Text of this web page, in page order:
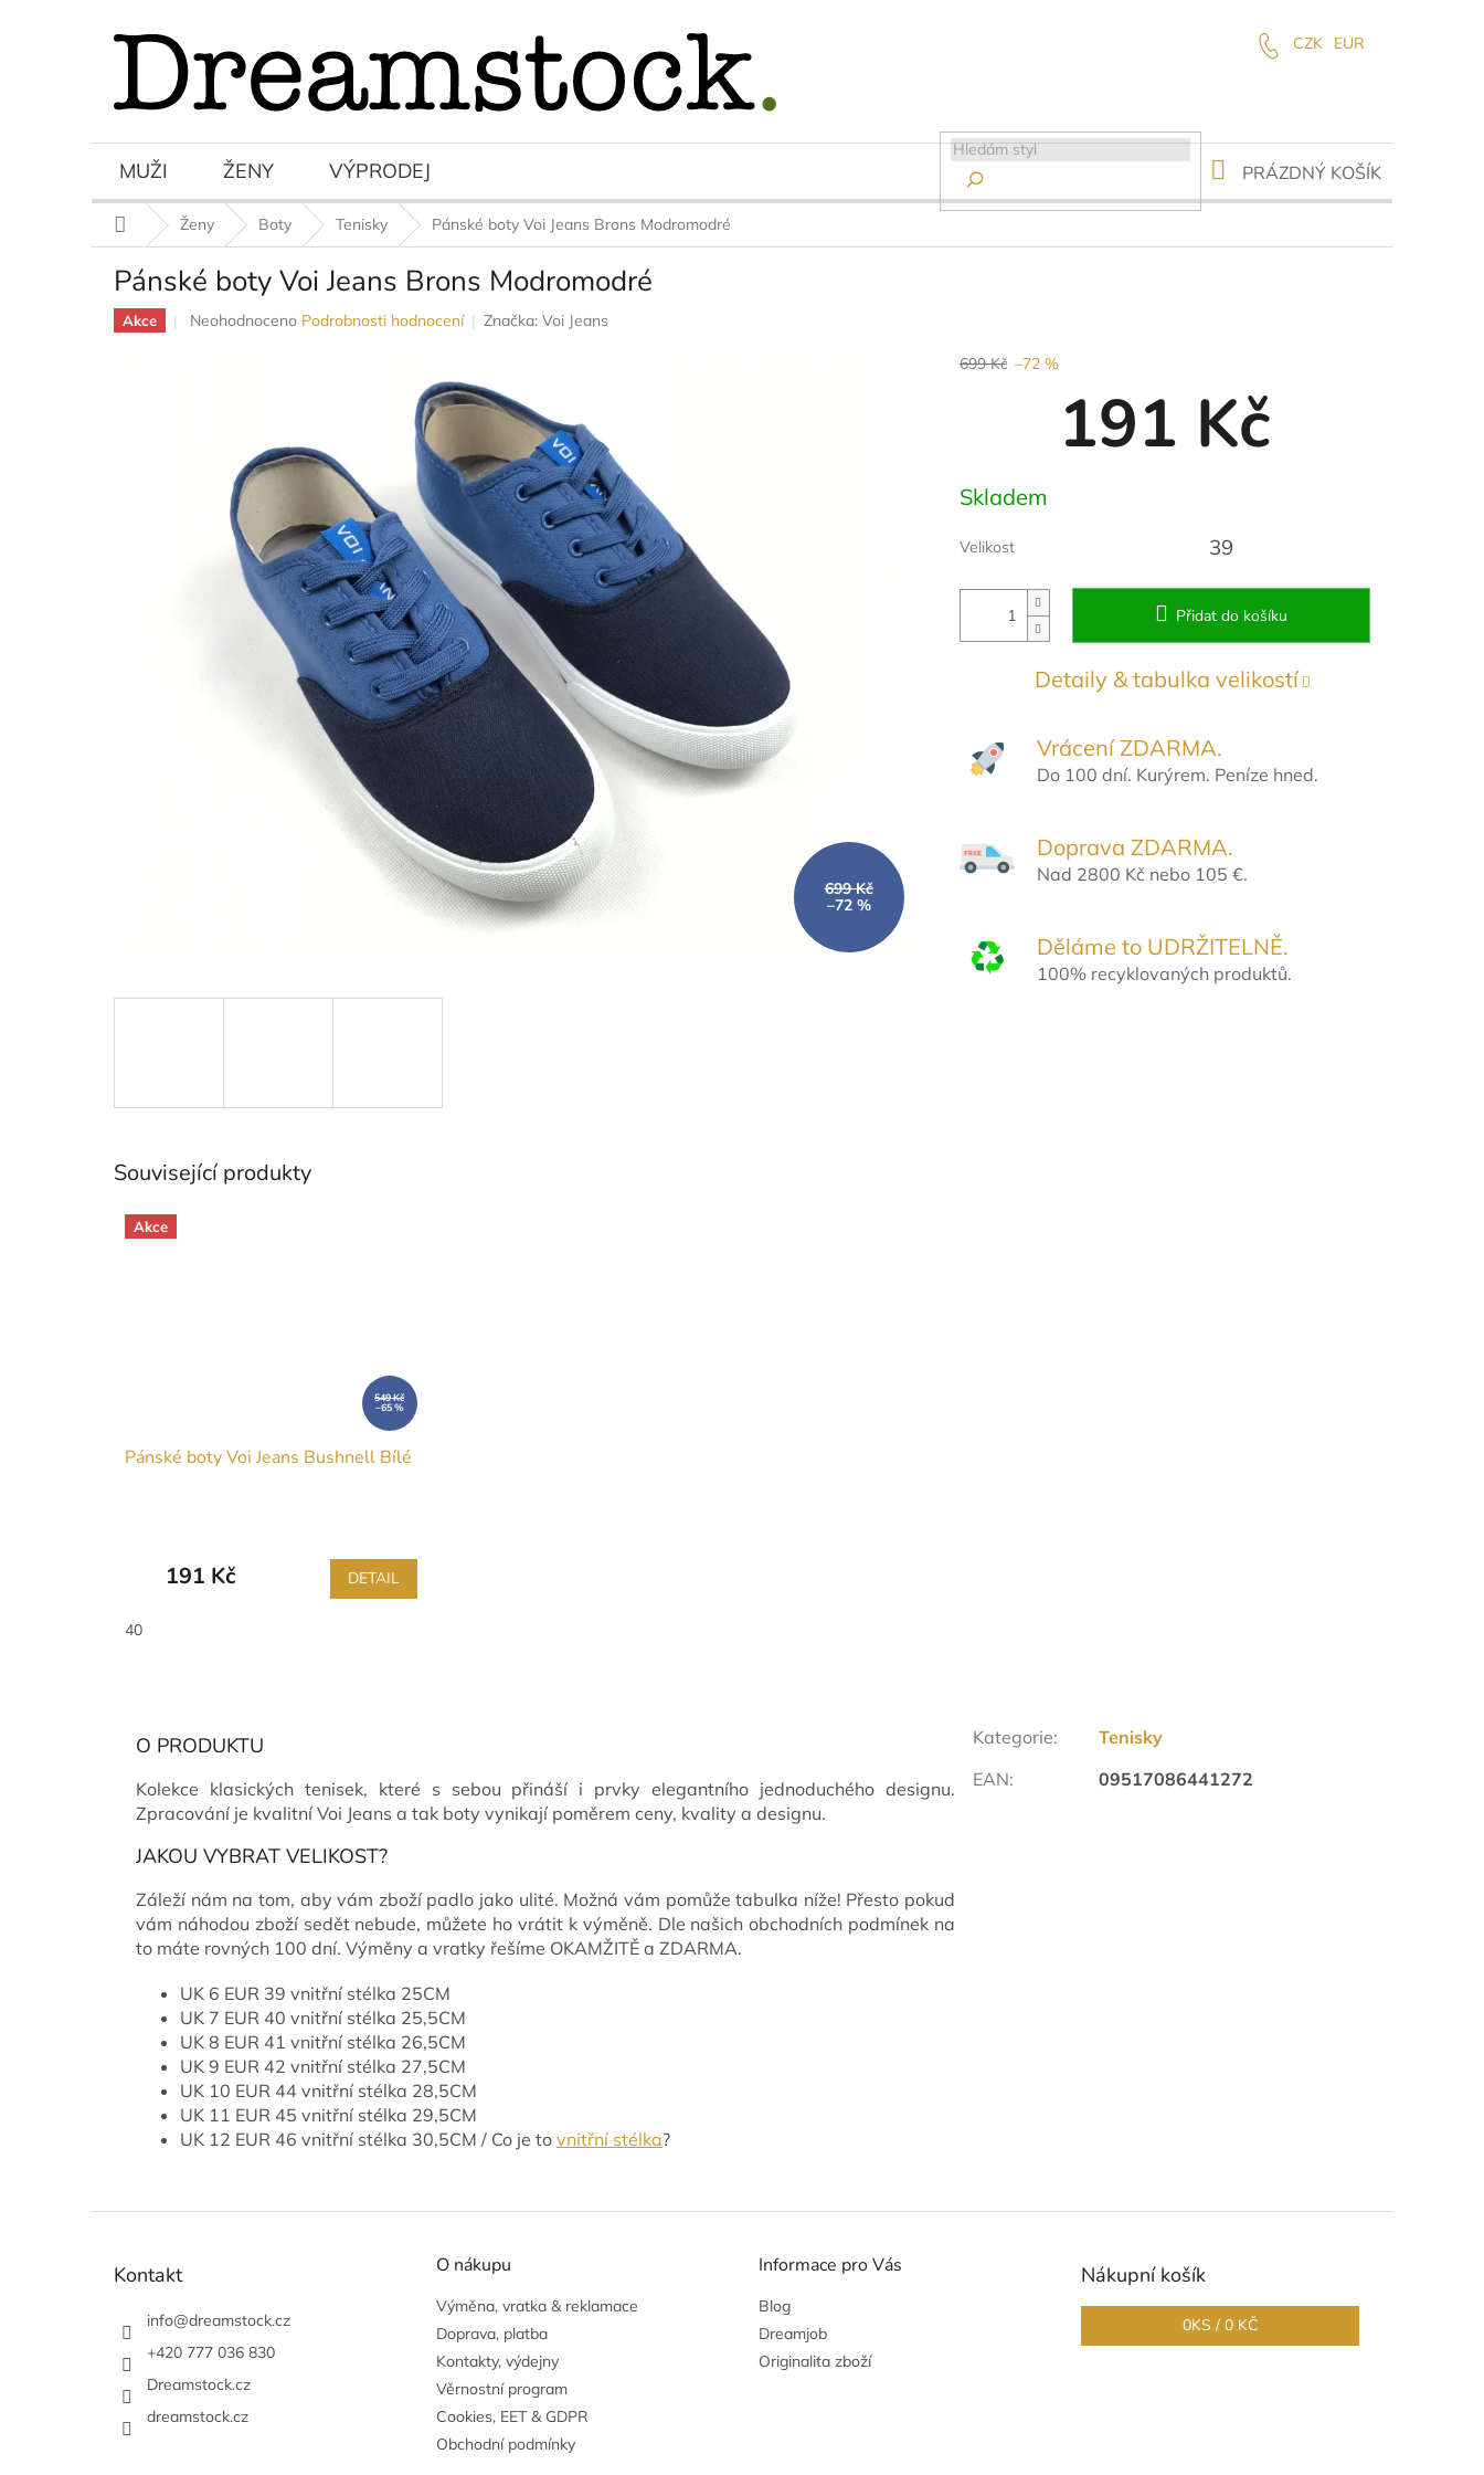
CZK EUR
MUŽI ŽENY VÝPRODEJ 
NÁKUPNÍ
KOŠÍK
PRÁZDNÝ KOŠÍK
Domů Ženy Boty Tenisky Pánské boty Voi Jeans Brons Modromodré
Pánské boty Voi Jeans Brons Modromodré
Akce
Průměrné
hvězdiček.
Neohodnoceno Podrobnosti hodnocení Značka: Voi Jeans
699 Kč
–72 %
699 Kč –72 %
191 Kč
Měrná
cena:
Skladem
Velikost 39
Přidat do košíku
Detaily & tabulka velikostí
Vrácení ZDARMA.
Do 100 dní. Kurýrem. Peníze hned.
Doprava ZDARMA.
Nad 2800 Kč nebo 105 €.
Děláme to UDRŽITELNĚ.
100% recyklovaných produktů.
Související produkty
Akce
549 Kč
–65 %
Pánské boty Voi Jeans Bushnell Bílé
191 Kč DETAIL
40
O PRODUKTU
Kolekce klasických tenisek, které s sebou přináší i prvky elegantního jednoduchého designu.
Zpracování je kvalitní Voi Jeans a tak boty vynikají poměrem ceny, kvality a designu.
JAKOU VYBRAT VELIKOST?
Záleží nám na tom, aby vám zboží padlo jako ulité. Možná vám pomůže tabulka níže! Přesto pokud
vám náhodou zboží sedět nebude, můžete ho vrátit k výměně. Dle našich obchodních podmínek na
to máte rovných 100 dní. Výměny a vratky řešíme OKAMŽITĚ a ZDARMA.
UK 6 EUR 39 vnitřní stélka 25CM
UK 7 EUR 40 vnitřní stélka 25,5CM
UK 8 EUR 41 vnitřní stélka 26,5CM
UK 9 EUR 42 vnitřní stélka 27,5CM
UK 10 EUR 44 vnitřní stélka 28,5CM
UK 11 EUR 45 vnitřní stélka 29,5CM
UK 12 EUR 46 vnitřní stélka 30,5CM / Co je to vnitřní stélka?
Kategorie:
Tenisky
EAN: 09517086441272
Kontakt
info@dreamstock.cz
+420 777 036 830
Dreamstock.cz
dreamstock.cz
O nákupu
Výměna, vratka & reklamace
Doprava, platba
Kontakty, výdejny
Věrnostní program
Cookies, EET & GDPR
Obchodní podmínky
Informace pro Vás
Blog
Dreamjob
Originalita zboží
Nákupní košík
0KS / 0 KČ